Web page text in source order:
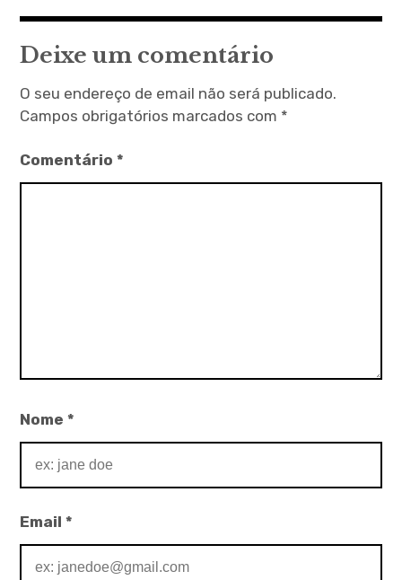
Deixe um comentário
O seu endereço de email não será publicado.
Campos obrigatórios marcados com *
Comentário*
Nome*
Email*